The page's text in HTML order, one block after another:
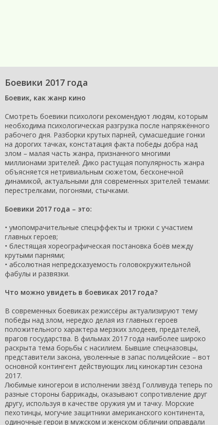
Боевики 2017 года
Боевик, как жанр кино
Смотреть боевики психологи рекомендуют людям, которым
необходима психологическая разгрузка после напряжённого
рабочего дня. Разборки крутых парней, сумасшедшие гонки
на дорогих тачках, констатация факта победы добра над
злом – малая часть жанра, признанного многими
миллионами зрителей. Дико растущая популярность жанра
объясняется нетривиальным сюжетом, бесконечной
динамикой, актуальными для современных зрителей темами:
перестрелками, погонями, стычками.
Боевики 2017 года – это:
• умопомрачительные спецэффекты и трюки с участием
главных героев;
• блестящая хореографическая постановка боёв между
крутыми парнями;
• абсолютная непредсказуемость головокружительной
фабулы и развязки.
Что можно увидеть в боевиках 2017 года?
В современных боевиках режиссёры актуализируют тему
победы над злом, нередко делая из главных героев
положительного характера мерзких злодеев, предателей,
врагов государства. В фильмах 2017 года наиболее широко
раскрыта тема борьбы с насилием. Бывшие спецназовцы,
представители закона, уволенные в запас полицейские – вот
основной контингент действующих лиц кинокартин сезона
2017.
Любимые киногерои в исполнении звёзд Голливуда теперь по
разные стороны баррикады, оказывают сопротивление друг
другу, используя в качестве оружия ум и тачку. Морские
пехотинцы, могучие защитники американского континента,
одиночные герои в мужском и женском обличии оправдали